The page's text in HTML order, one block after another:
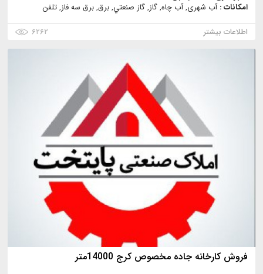
امکانات :آب شهری, آب چاه, گاز, گاز صنعتي, برق, برق سه فاز, تلفن
اطلاعات بیشتر
۶۲۶۲
فروش کارخانه جاده مخصوص کرج 14000متر